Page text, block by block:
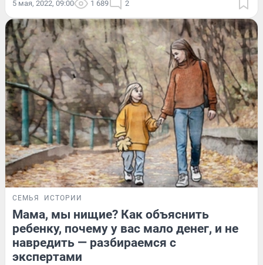
5 мая, 2022, 09:00 1 689 2
СЕМЬЯ ИСТОРИИ
Мама, мы нищие? Как объяснить
ребенку, почему у вас мало денег, и не
навредить — разбираемся с
экспертами